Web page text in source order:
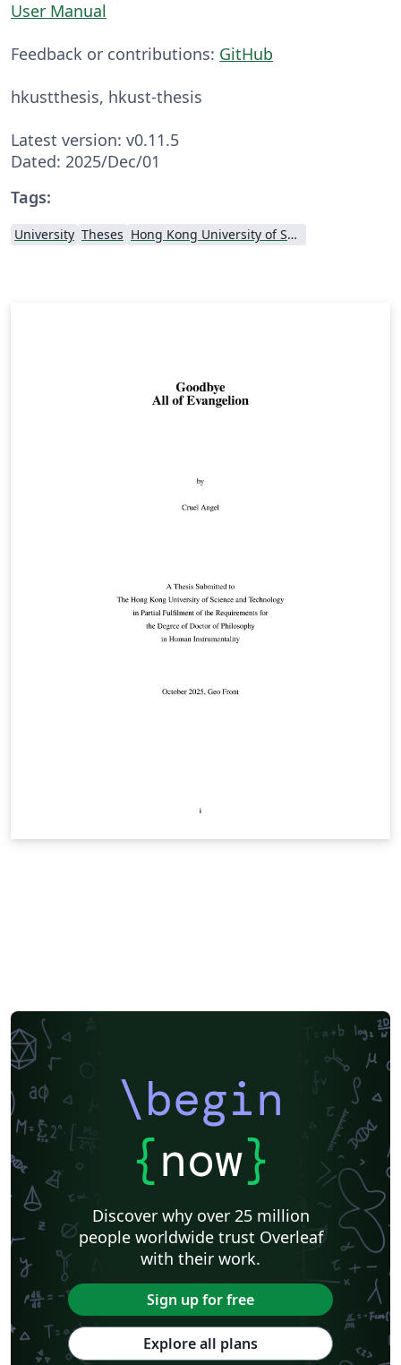
User Manual
Feedback or contributions: GitHub
hkustthesis, hkust-thesis
Latest version: v0.11.5
Dated: 2025/Dec/01
Tags:
University Theses Hong Kong University of Science and Technology
\begin
{now}
Discover why over 25 million
people worldwide trust Overleaf
with their work.
Sign up for free
Explore all plans